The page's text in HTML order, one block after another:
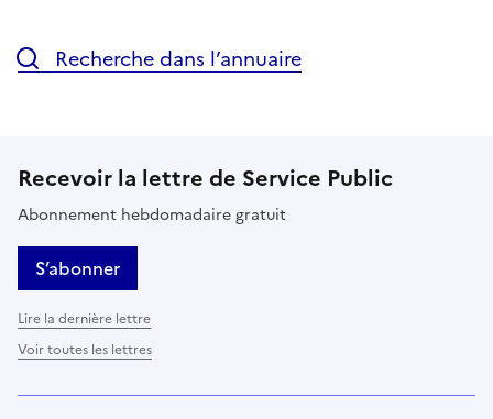
Recherche dans l’annuaire
Recevoir la lettre de Service Public
Abonnement hebdomadaire gratuit
S’abonner
Lire la dernière lettre
Voir toutes les lettres